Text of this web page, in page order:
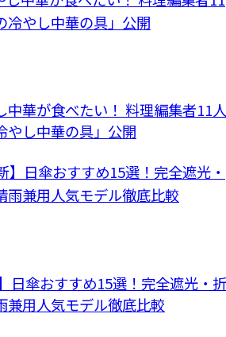
中華が食べたい！ 料理編集者11人
やし中華の具」公開
日傘おすすめ15選！完全遮光・折
兼用人気モデル徹底比較